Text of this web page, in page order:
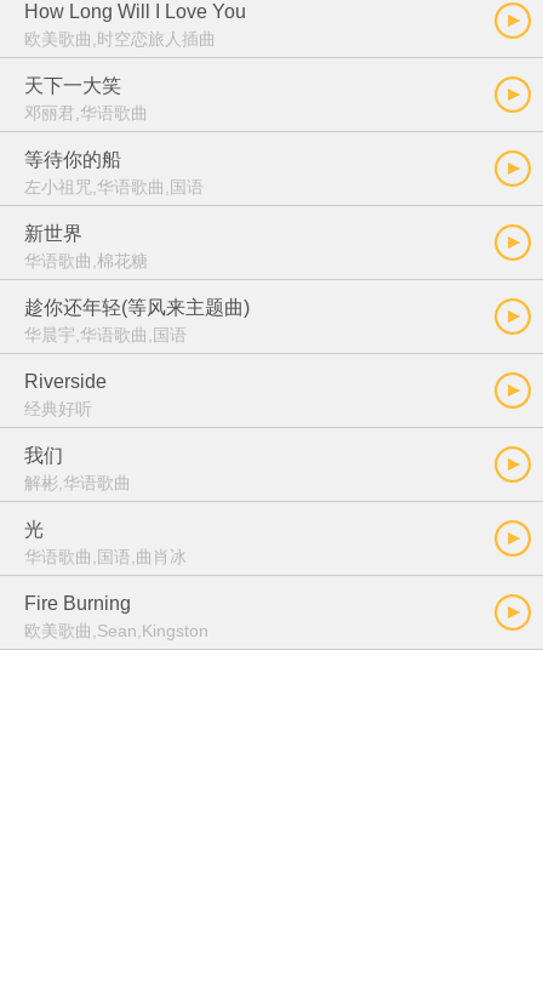
How Long Will I Love You
欧美歌曲,时空恋旅人插曲
天下一大笑
邓丽君,华语歌曲
等待你的船
左小祖咒,华语歌曲,国语
新世界
华语歌曲,棉花糖
趁你还年轻(等风来主题曲)
华晨宇,华语歌曲,国语
Riverside
经典好听
我们
解彬,华语歌曲
光
华语歌曲,国语,曲肖冰
Fire Burning
欧美歌曲,Sean,Kingston